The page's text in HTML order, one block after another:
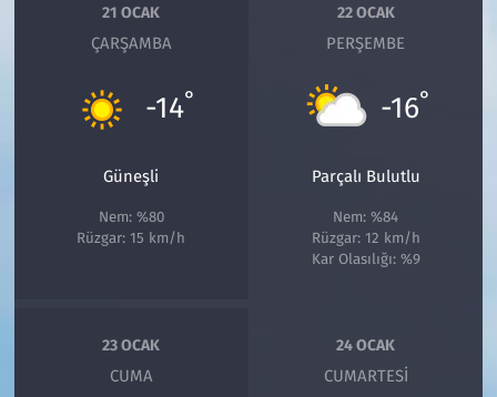
21 OCAK
ÇARŞAMBA
-14°
Güneşli
Nem: %80
Rüzgar: 15 km/h
22 OCAK
PERŞEMBE
-16°
Parçalı Bulutlu
Nem: %84
Rüzgar: 12 km/h
Kar Olasılığı: %9
23 OCAK
CUMA
24 OCAK
CUMARTESI